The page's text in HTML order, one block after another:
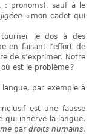
: pronoms), sauf à le
« mon cadet qui
le dos à des
en faisant l’effort de
de s’exprimer. Notre
est le problème ?
par exemple à
est une fausse
qui innerve la langue.
par droits humains,